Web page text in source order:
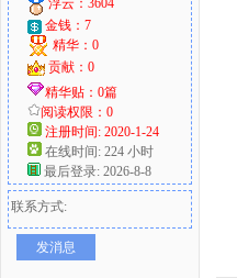
浮云：3604
金钱：7
精华：0
贡献：0
精华贴：0篇
阅读权限：0
注册时间: 2020-1-24
在线时间: 224 小时
最后登录: 2026-8-8
联系方式:
发消息